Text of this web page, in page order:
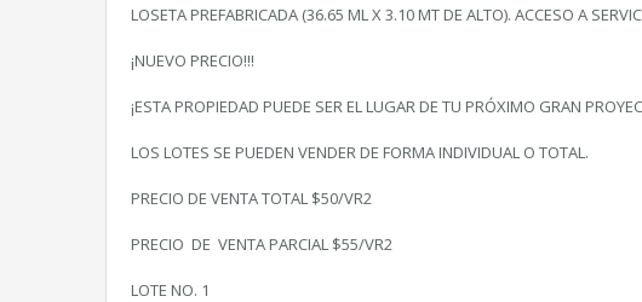
LOSETA PREFABRICADA (36.65 ML X 3.10 MT DE ALTO). ACCESO A
¡NUEVO PRECIO!!!
¡ESTA PROPIEDAD PUEDE SER EL LUGAR DE TU PRÓXIMO GRAN
LOS LOTES SE PUEDEN VENDER DE FORMA INDIVIDUAL O TOTAL.
PRECIO DE VENTA TOTAL $50/VR2
PRECIO DE VENTA PARCIAL $55/VR2
LOTE NO. 1